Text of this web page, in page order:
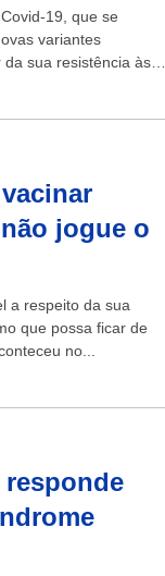
19, que se
variantes
sua resistência às
jogue o
a respeito da sua
que possa ficar de
no...
responde